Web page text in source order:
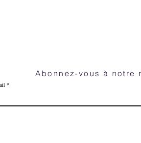
Abonnez-vous à notre